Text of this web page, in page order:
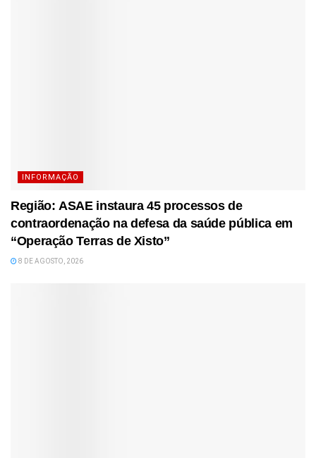
INFORMAÇÃO
Região: ASAE instaura 45 processos de
contraordenação na defesa da saúde pública em
“Operação Terras de Xisto”
8 DE AGOSTO, 2026